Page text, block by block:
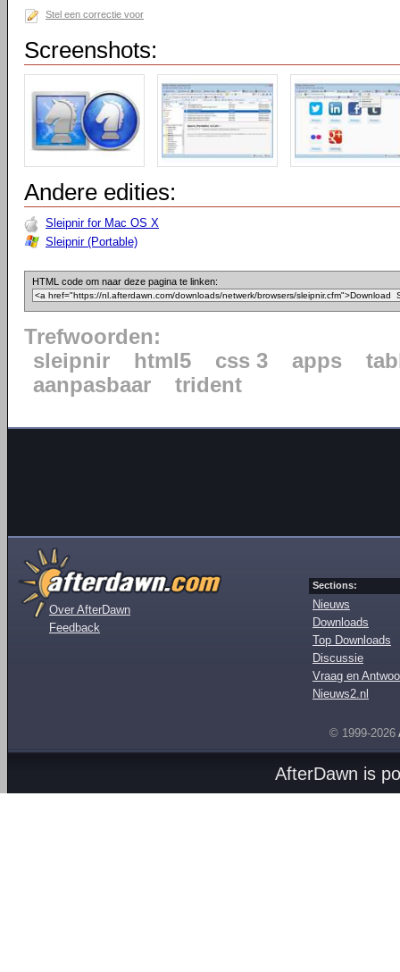
Stel een correctie voor
Screenshots:
Andere edities:
Sleipnir for Mac OS X
Sleipnir (Portable)
HTML code om naar deze pagina te linken:
Trefwoorden:
sleipnir
html5 css 3 apps
aanpasbaar
trident
Over AfterDawn
Feedback
Sections:
Nieuws
Downloads
Top Downloads
Discussie
Vraag en
Nieuws2.nl
© 1999-2026
AfterDawn is